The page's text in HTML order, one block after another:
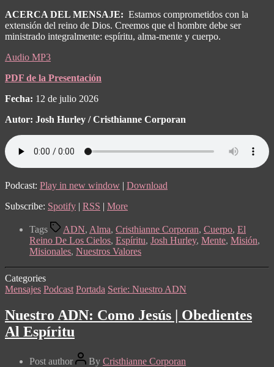
ACERCA DEL MENSAJE: Estamos comprometidos con la
extensión del reino de Dios. Creemos que el hombre debe ser
ministrado integralmente: espíritu, alma-mente y cuerpo.
Audio MP3
PDF de la Presentación
Fecha: 12 de julio 2026
Autor: Josh Hurley / Cristhianne Corporan
Podcast: Play in new window | Download
Subscribe: Spotify | RSS | More
Tags ADN, Alma, Cristhianne Corporan, Cuerpo, El
Reino De Los Cielos, Espíritu, Josh Hurley, Mente, Misión,
Misionales, Nuestros Valores
Categories
Mensajes Podcast Portada Serie: Nuestro ADN
Nuestro ADN: Como Jesús | Obedientes
Al Espíritu
Post author By Cristhianne Corporan